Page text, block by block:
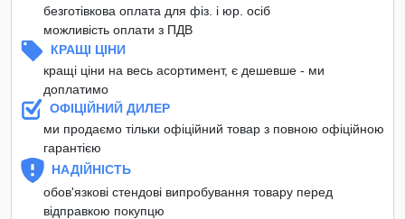
безготівкова оплата для фіз. і юр. осіб
можливість оплати з ПДВ
КРАЩІ ЦІНИ
кращі ціни на весь асортимент, є дешевше - ми
доплатимо
ОФІЦІЙНИЙ ДИЛЕР
ми продаємо тільки офіційний товар з повною офіційною
гарантією
НАДІЙНІСТЬ
обов'язкові стендові випробування товару перед
відправкою покупцю